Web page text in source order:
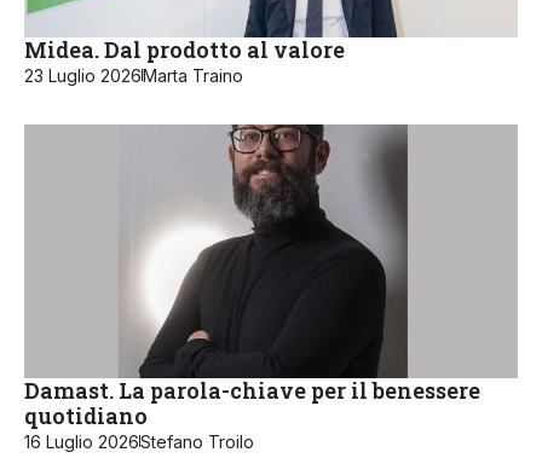
Midea. Dal prodotto al valore
23 Luglio 2026Marta Traino
Damast. La parola-chiave per il benessere
quotidiano
16 Luglio 2026Stefano Troilo